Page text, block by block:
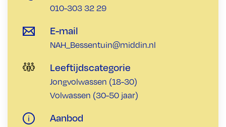
010-303 32 29
E-mail
NAH_Bessentuin@middin.nl
Leeftijdscategorie
Jongvolwassen (18-30)
Volwassen (30-50 jaar)
Aanbod